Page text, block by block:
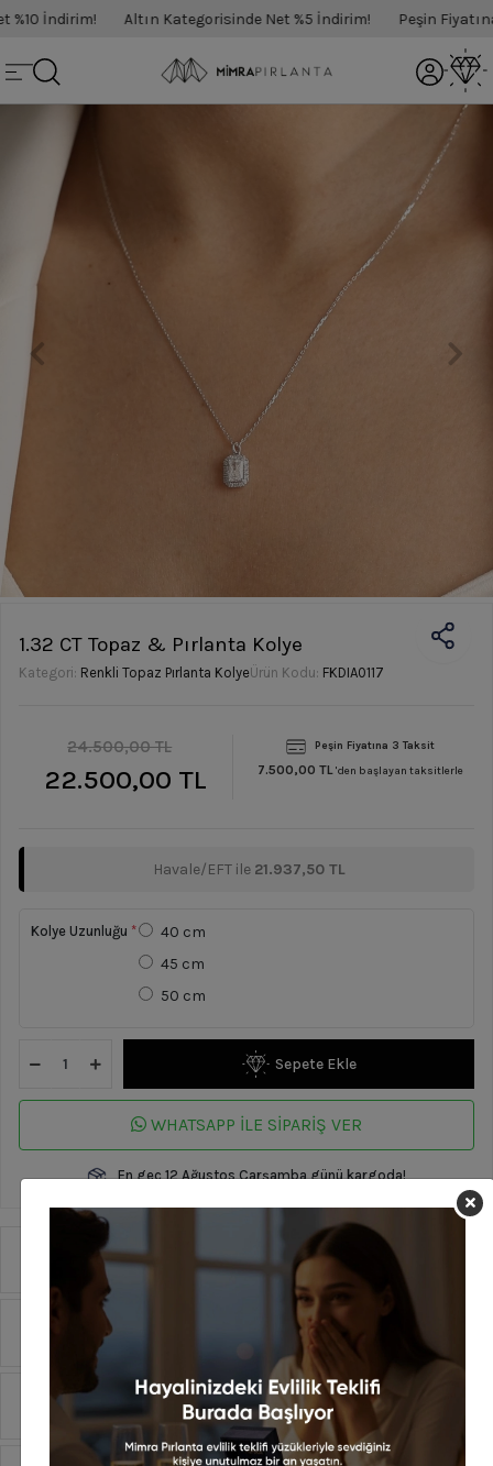
İndirim! Altın Kategorisinde Net %5 İndirim! Peşin Fiyatına
1.32 CT Topaz & Pırlanta Kolye
Kategori: Renkli Topaz Pırlanta KolyeÜrün Kodu: FKDIA0117
24.500,00 TL
22.500,00 TL
Peşin Fiyatına 3 Taksit
7.500,00 TL'den başlayan taksitlerle
Havale/EFT ile 21.937,50 TL
Kolye Uzunluğu *
40 cm
45 cm
50 cm
Sepete Ekle
WHATSAPP İLE SİPARİŞ VER
En geç 12 Ağustos Çarşamba günü kargoda!
Ürün Özellikleri
Yorumlar
Taksit Seçenekleri